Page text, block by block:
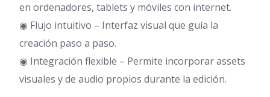
en ordenadores, tablets y móviles con internet.
◉ Flujo intuitivo – Interfaz visual que guía la
creación paso a paso.
◉ Integración flexible – Permite incorporar assets
visuales y de audio propios durante la edición.